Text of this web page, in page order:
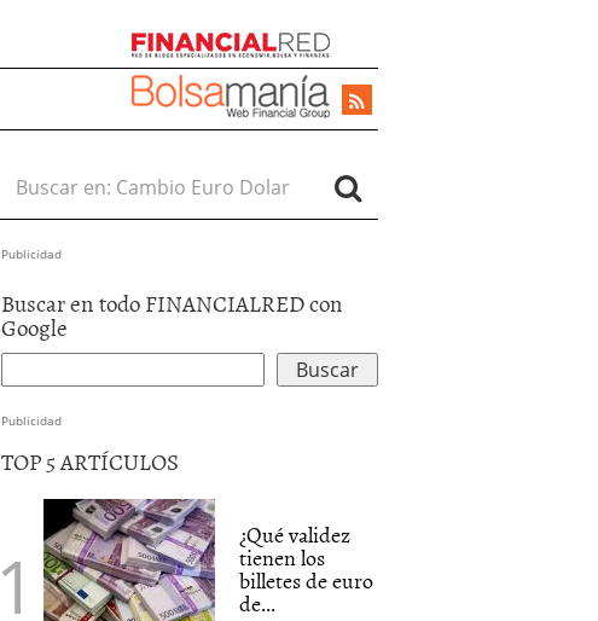
Buscar en:
Publicidad
Buscar en todo FINANCIALRED con
Google
Publicidad
TOP 5 ARTÍCULOS
¿Qué validez
tienen los
billetes de euro
de...